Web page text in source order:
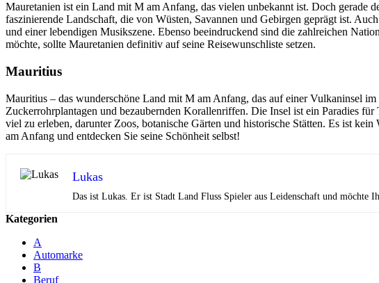
Mauretanien ist ein Land mit M am Anfang, das vielen unbekannt ist. Doch gerade
faszinierende Landschaft, die von Wüsten, Savannen und Gebirgen geprägt ist.
und einer lebendigen Musikszene. Ebenso beeindruckend sind die zahlreichen
möchte, sollte Mauretanien definitiv auf seine Reisewunschliste setzen.
Mauritius
Mauritius – das wunderschöne Land mit M am Anfang, das auf einer Vulkaninsel
Zuckerrohrplantagen und bezaubernden Korallenriffen. Die Insel ist ein Paradies
viel zu erleben, darunter Zoos, botanische Gärten und historische Stätten. Es ist
am Anfang und entdecken Sie seine Schönheit selbst!
Lukas
Das ist Lukas. Er ist Stadt Land Fluss Spieler aus Leidenschaft und möchte
Kategorien
A
Automarke
B
Beruf